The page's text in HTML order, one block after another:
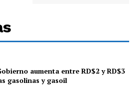
aumenta entre RD$2 y RD$3
gasolinas y gasoil